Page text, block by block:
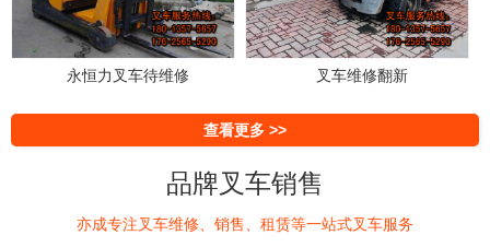
永恒力叉车待维修 叉车维修翻新
查看更多 >>
品牌叉车销售
亦成专注叉车维修、销售、租赁等一站式叉车服务